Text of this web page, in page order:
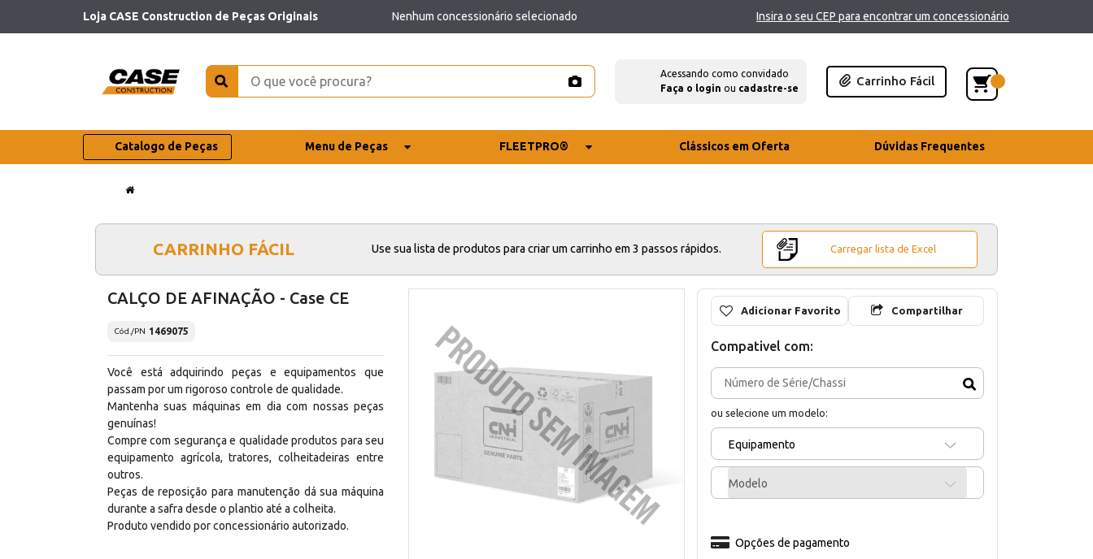
Loja CASE Construction de Peças Originais Nenhum concessionário selecionado Insira o seu CEP para encontrar um concessionário
Acessando como convidado
Faça o login ou cadastre-se
Carrinho Fácil
Catalogo de Peças Menu de Peças FLEETPRO® Clássicos em Oferta Dúvidas Frequentes
CARRINHO FÁCIL Use sua lista de produtos para criar um carrinho em 3 passos rápidos. Carregar lista de Excel
CALÇO DE AFINAÇÃO - Case CE
Cód./PN 1469075
Você está adquirindo peças e equipamentos que
passam por um rigoroso controle de qualidade.
Mantenha suas máquinas em dia com nossas peças
genuínas!
Compre com segurança e qualidade produtos para seu
equipamento agrícola, tratores, colheitadeiras entre
outros.
Peças de reposição para manutenção dá sua máquina
durante a safra desde o plantio até a colheita.
Produto vendido por concessionário autorizado.
Adicionar Favorito Compartilhar
Compativel com:
ou selecione um modelo:
Equipamento
Modelo
Opções de pagamento